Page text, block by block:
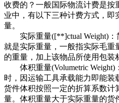
收费的？一般国际物流计费是按
业中，有以下三种计费方式，
量。
实际重量([**]ctual Weight)：
就是实际重量，一般指实际毛重
的重量，加上该物品所使用包装
体积重量(Volumetric Weight)
时，因运输工具承载能力即能
货件体积按照一定的折算系数计
量。体积重量大于实际重量的货